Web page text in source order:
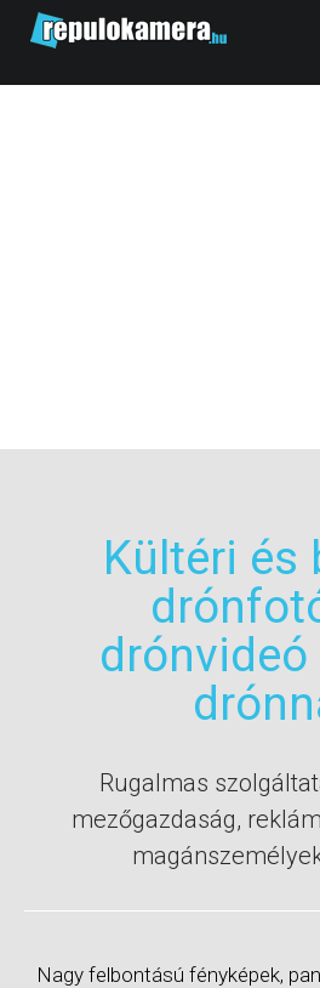
Kültéri és
Rugalmas
mezőgazdaság,
Nagy felbontású fényképek,